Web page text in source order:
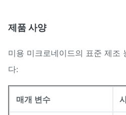
제품 사양
미용 미크로네이드의 표준 제조
다:
매개 변수